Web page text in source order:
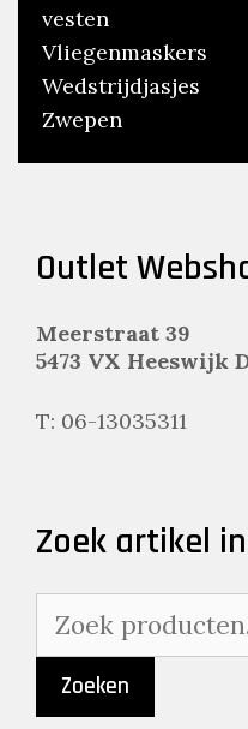
vesten
Vliegenmaskers
Wedstrijdjasjes
Zwepen
Outlet
Meerstraat 39
5473 VX Heeswijk
T: 06-13035311
Zoek artikel
naar:
Zoeken